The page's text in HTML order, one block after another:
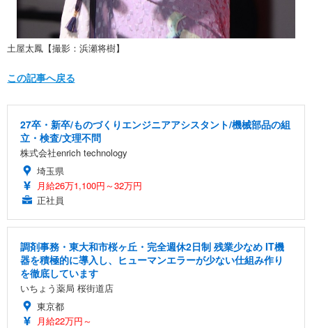
土屋太鳳【撮影：浜瀬将樹】
この記事へ戻る
27卒・新卒/ものづくりエンジニアアシスタント/機械部品の組
立・検査/文理不問
株式会社enrich technology
埼玉県
月給26万1,100円～32万円
正社員
調剤事務・東大和市桜ヶ丘・完全週休2日制 残業少なめ IT機
器を積極的に導入し、ヒューマンエラーが少ない仕組み作り
を徹底しています
いちょう薬局 桜街道店
東京都
月給22万円～